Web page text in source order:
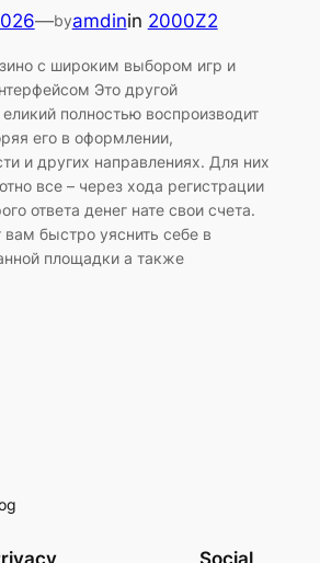
—byamdinin 2000Z2
с широким выбором игр и
Это другой
полностью воспроизводит
его в оформлении,
и других направлениях. Для них
все – через хода регистрации
ответа денег нате свои счета.
быстро уяснить себе в
площадки а также